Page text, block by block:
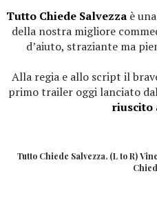
Tutto Chiede Salvezzaè
della nostra migliore
d’aiuto, straziante ma
Alla regia e allo script il
primo trailer oggi lanciato
riuscito
Tutto Chiede Salvezza. (L to R)